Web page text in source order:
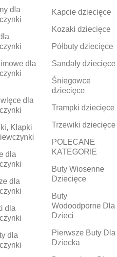
dla
dla
dla
Klapki
dla
dla
dla
dla
Kapcie dziecięce
Kozaki dziecięce
Półbuty dziecięce
Sandały dziecięce
Śniegowce
dziecięce
Trampki dziecięce
Trzewiki dziecięce
POLECANE
KATEGORIE
Buty Wiosenne
Dziecięce
Buty
Wodoodporne Dla
Dzieci
Pierwsze Buty Dla
Dziecka